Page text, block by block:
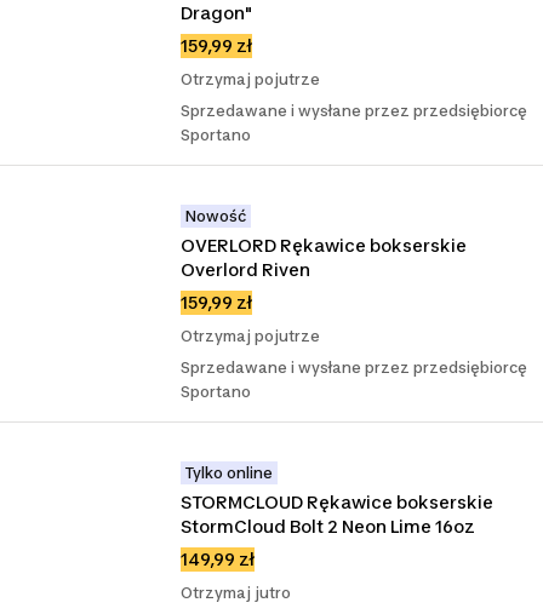
Dragon"
159,99 zł
Otrzymaj pojutrze
Sprzedawane i wysłane przez przedsiębiorcę
Sportano
Nowość
OVERLORD Rękawice bokserskie
Overlord Riven
159,99 zł
Otrzymaj pojutrze
Sprzedawane i wysłane przez przedsiębiorcę
Sportano
Tylko online
STORMCLOUD Rękawice bokserskie
StormCloud Bolt 2 Neon Lime 16oz
149,99 zł
Otrzymaj jutro